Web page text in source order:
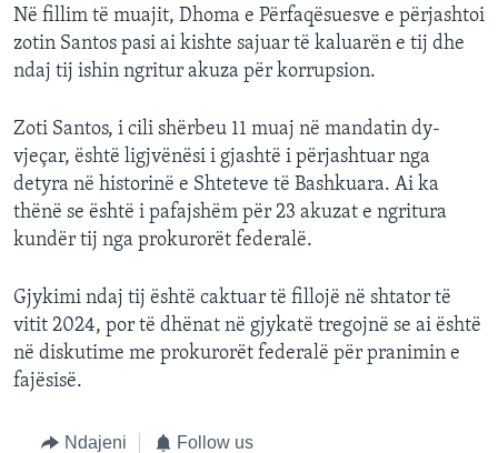
Në fillim të muajit, Dhoma e Përfaqësuesve e përjashtoi
zotin Santos pasi ai kishte sajuar të kaluarën e tij dhe
ndaj tij ishin ngritur akuza për korrupsion.
Zoti Santos, i cili shërbeu 11 muaj në mandatin dy-
vjeçar, është ligjvënësi i gjashtë i përjashtuar nga
detyra në historinë e Shteteve të Bashkuara. Ai ka
thënë se është i pafajshëm për 23 akuzat e ngritura
kundër tij nga prokurorët federalë.
Gjykimi ndaj tij është caktuar të fillojë në shtator të
vitit 2024, por të dhënat në gjykatë tregojnë se ai është
në diskutime me prokurorët federalë për pranimin e
fajësisë.
Ndajeni Follow us